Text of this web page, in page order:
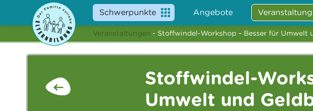
Schwerpunkte Angebote
Veranstaltungen - Stoffwindel-Workshop – Besser für Umwelt
Stoffwindel-
Umwelt und